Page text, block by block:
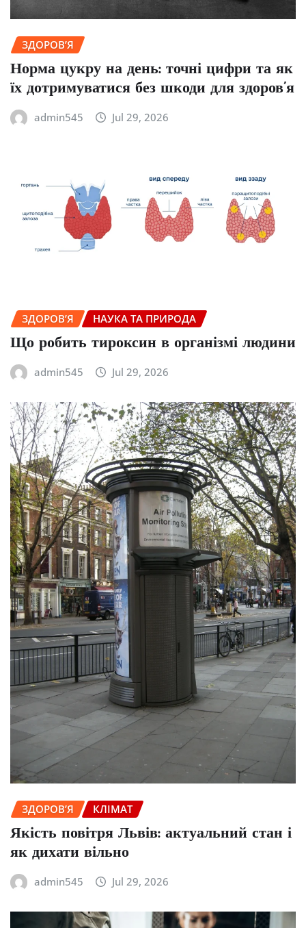
ЗДОРОВ’Я
Норма цукру на день: точні цифри та як
їх дотримуватися без шкоди для здоров’я
admin545 Jul 29, 2026
ЗДОРОВ’Я НАУКА ТА ПРИРОДА
Що робить тироксин в організмі людини
admin545 Jul 29, 2026
ЗДОРОВ’Я КЛІМАТ
Якість повітря Львів: актуальний стан і
як дихати вільно
admin545 Jul 29, 2026